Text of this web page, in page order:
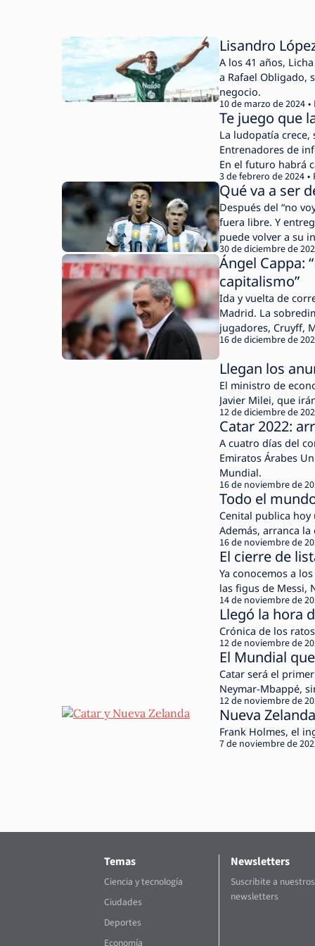
Lisandro
A los 41 años,
a Rafael Obligado,
negocio.
10 de marzo de 2024
Te juego que
La ludopatía
Entrenadores de
En el futuro habrá
dinero fácil está “re
3 de febrero de 2024
Qué va a ser
Después del “no
fuera libre. Y
puede volver a su
fútbol.
30 de diciembre de
Ángel Cappa:
capitalismo”
Ida y vuelta de
Madrid. La
jugadores, Cruyff,
tecnología y por
16 de diciembre de
Llegan los
El ministro de
Javier Milei, que
12 de diciembre de
Catar 2022:
A cuatro días del
Emiratos Árabes
Mundial.
16 de noviembre de
Todo el
Cenital publica
Además, arranca
16 de noviembre de
El cierre de
Ya conocemos a los
las figus de Messi,
14 de noviembre de
Llegó la hora
Crónica de los
12 de noviembre de
El Mundial
Catar será el
Neymar-Mbappé,
12 de noviembre de
Nueva
Frank Holmes, el
7 de noviembre de
Temas
Ciencia y tecnología
Ciudades
Deportes
Economía
Newsletters
Suscribite a nuestros
newsletters